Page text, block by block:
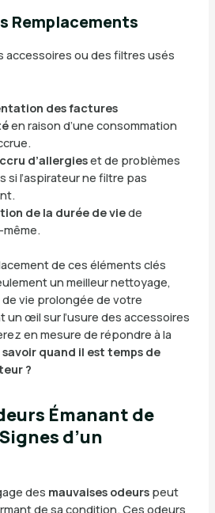
Remplacements
accessoires ou des filtres usés
des factures
en raison d’une consommation
d’allergieset de problèmes
si l’aspirateur ne filtre pas
de la durée de viede
même.
de ces éléments clés
un meilleur nettoyage,
vie prolongée de votre
un œil sur l’usure des accessoires
en mesure de répondre à la
quand il est temps de
?
Émanant de
d’un
des mauvaises odeurspeut
de sa condition. Ces odeurs